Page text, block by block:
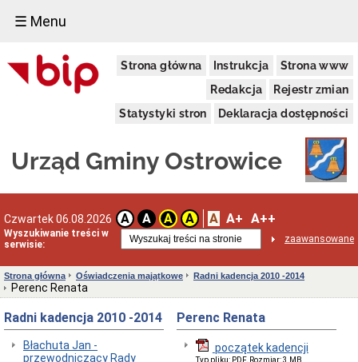
☰ Menu
Strona główna Instrukcja
Strona www
Redakcja
Rejestr zmian
Statystyki stron
Deklaracja dostępności
Urząd Gminy Ostrowice
Czwartek 06.08.2026 A A A A A A+ A++
Wyszukiwanie treści w
serwisie:
zaawansowane
Urząd
Gminy
Dane
Dni
interesantów
w
sprawach
i
wniosków
Organizacyjny
informacyjna
Strona główna Oświadczenia majątkowe Radni kadencja 2010 -2014
Perenc Renata
Radni kadencja 2010 -2014
Błachuta Jan -
przewodniczący Rady
Perenc Renata
początek kadencji
Typ pliku: PDF, Rozmiar: 3 MB